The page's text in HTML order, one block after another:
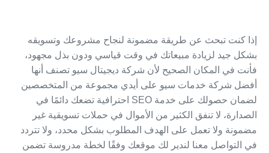
إذا كنت تبحث عن طريقة مضمونة لنجاح مشروعك وتسويقه
بشكل جيد لزيادة مبيعاتك في وقت قياسي ودون بذل مجهود،
فأنت في المكان الصحيح لأن شركة ديجيتال سيو تصنف أنها
أفضل شركة خدمات سيو على أيدي مجموعة من المتخصصين
لضمان حصولك على خدمة SEO احترافية تضعك دائمًا في
الصدارة، لا تنفق الكثير من الأموال في حملات تسويقية غير
مضمونة ولا تعمل على الهدف المطلوب بشكل محدد، ولا تتردد
في التواصل معنا لندير لك موقعك وفقًا لخطة مدروسة تضمن